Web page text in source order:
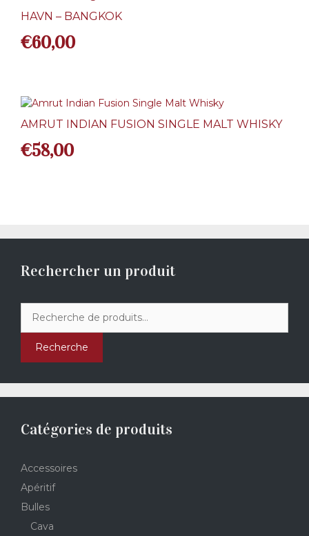
HAVN – BANGKOK
€60,00
AMRUT INDIAN FUSION SINGLE MALT WHISKY
€58,00
Rechercher un produit
pour :
Recherche
Catégories de produits
Accessoires
Apéritif
Bulles
Cava